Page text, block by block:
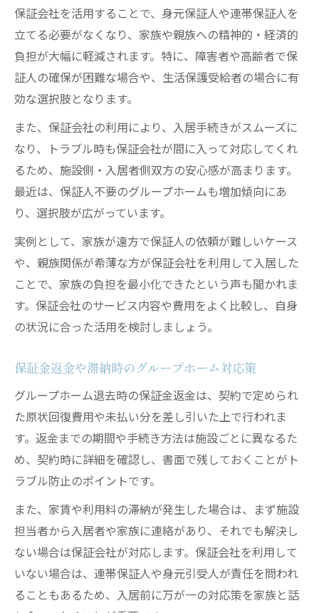
保証会社を活用することで、身元保証人や連帯保証人を
立てる必要がなくなり、家族や親族への精神的・経済的
負担が大幅に軽減されます。特に、障害者や高齢者で保
証人の確保が困難な場合や、生活保護受給者の場合に有
効な選択肢となります。
また、保証会社の利用により、入居手続きがスムーズに
なり、トラブル時も保証会社が間に入って対応してくれ
るため、施設側・入居者側双方の安心感が高まります。
最近は、保証人不要のグループホームも増加傾向にあ
り、選択肢が広がっています。
実例として、家族が遠方で保証人の依頼が難しいケース
や、親族関係が希薄な方が保証会社を利用して入居した
ことで、家族の負担を最小化できたという声も聞かれま
す。保証会社のサービス内容や費用をよく比較し、自身
の状況に合った活用を検討しましょう。
保証金返金や滞納時のグループホーム対応策
グループホーム退去時の保証金返金は、契約で定められ
た原状回復費用や未払い分を差し引いた上で行われま
す。返金までの期間や手続き方法は施設ごとに異なるた
め、契約時に詳細を確認し、書面で残しておくことがト
ラブル防止のポイントです。
また、家賃や利用料の滞納が発生した場合は、まず施設
担当者から入居者や家族に連絡があり、それでも解決し
ない場合は保証会社が対応します。保証会社を利用して
いない場合は、連帯保証人や身元引受人が責任を問われ
ることもあるため、入居前に万が一の対応策を家族と話